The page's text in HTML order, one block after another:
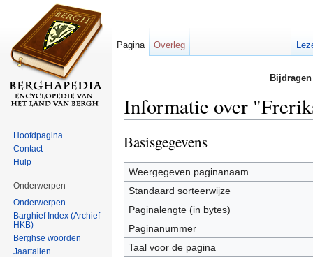
Informatie over
Basisgegevens
Weergegeven paginanaam
Standaard sorteerwijze
Paginalengte (in bytes)
Paginanummer
Taal voor de pagina
Pagina Overleg
Hoofdpagina
Contact
Hulp
Onderwerpen
Onderwerpen
Barghief Index (Archief
HKB)
Berghse woorden
Jaartallen